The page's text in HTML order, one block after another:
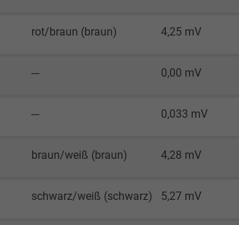
rot/braun (braun) 4,25 mV
─ 0,00 mV
─ 0,033 mV
braun/weiß (braun) 4,28 mV
schwarz/weiß (schwarz) 5,27 mV